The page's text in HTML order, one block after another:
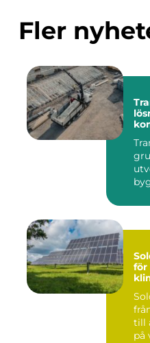
Fler
för
till
på